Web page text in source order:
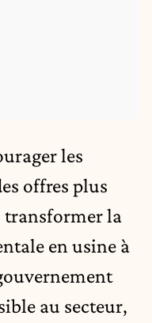
les
offres plus
transformer la
en usine à
au secteur,